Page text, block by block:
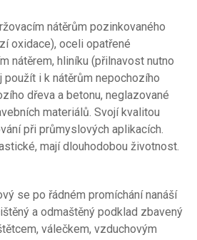
nátěrům pozinkovaného
oxidace), oceli opatřené
nátěrem, hliníku (přilnavost nutno
použít i k nátěrům nepochozího
dřeva a betonu, neglazované
materiálů. Svojí kvalitou
při průmyslových aplikacích.
mají dlouhodobou životnost.
se po řádném promíchání nanáší
a odmaštěný podklad zbavený
válečkem, vzduchovým